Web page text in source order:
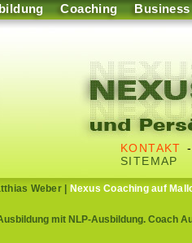
Coaching Business
KONTAKT
SITEMAP
Weber| Nexus Coaching auf
mit NLP-Ausbildung. Coach